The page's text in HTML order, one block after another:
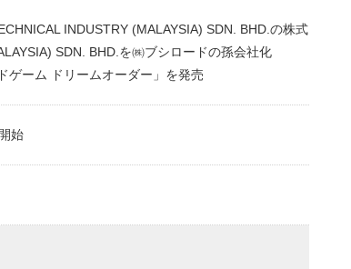
INDUSTRY (MALAYSIA) SDN. BHD.の株式
SDN. BHD.を㈱ブシロードの孫会社化
ゲーム ドリームオーダー」を発売
始